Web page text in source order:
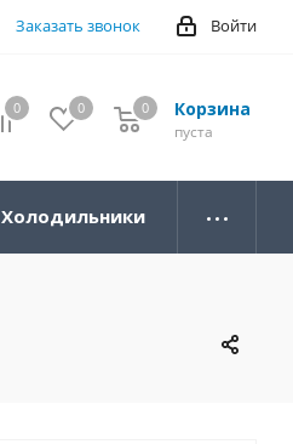
Войти
Заказать звонок
0 0 Корзина
0
пуста
0
Холодильники